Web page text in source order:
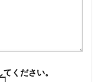
ください。